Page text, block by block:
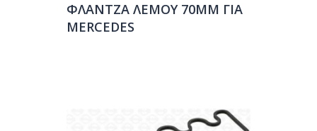
ΦΛΑΝΤΖΑ ΛΕΜΟΥ 70ΜΜ ΓΙΑ
MERCEDES